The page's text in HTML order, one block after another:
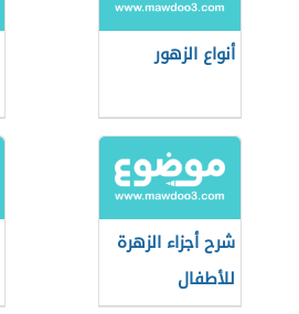
أنواع الزهور
شرح أجزاء الزهرة
للأطفال